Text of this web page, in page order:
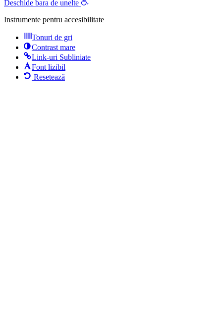
Deschide bara de unelte
Instrumente pentru accesibilitate
Tonuri de gri
Contrast mare
Link-uri Subliniate
Font lizibil
Resetează